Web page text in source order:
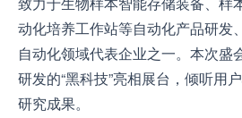
动化培养工作站等自动化产品研发
自动化领域代表企业之一。本次盛
研发的“黑科技”亮相展台，倾听用
研究成果。